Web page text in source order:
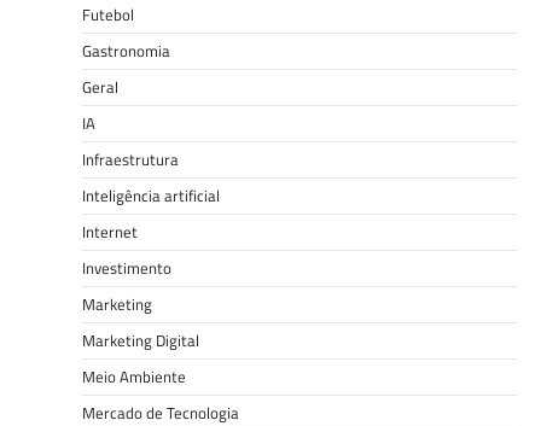
Futebol
Gastronomia
Geral
IA
Infraestrutura
Inteligência artificial
Internet
Investimento
Marketing
Marketing Digital
Meio Ambiente
Mercado de Tecnologia